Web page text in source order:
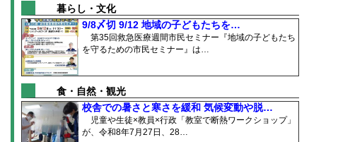
暮らし・文化
9/8〆切 9/12 地域の子どもたちを…
第35回救急医療週間市民セミナー『地域の子どもたち
を守るための市民セミナー』は…
食・自然・観光
校舎での暑さと寒さを緩和 気候変動や脱…
児童や生徒×教員×行政「教室で断熱ワークショップ」
が、令和8年7月27日、28…